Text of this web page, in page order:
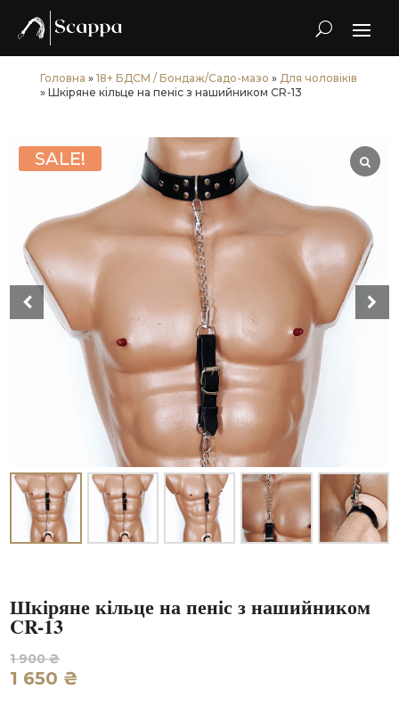
Головна » 18+ БДСМ / Бондаж/Садо-мазо » Для чоловіків
» Шкіряне кільце на пеніс з нашийником CR-13
SALE!
Шкіряне кільце на пеніс з нашийником
CR-13
1 900₴Оригінальна
ціна:
1
1 650 ₴